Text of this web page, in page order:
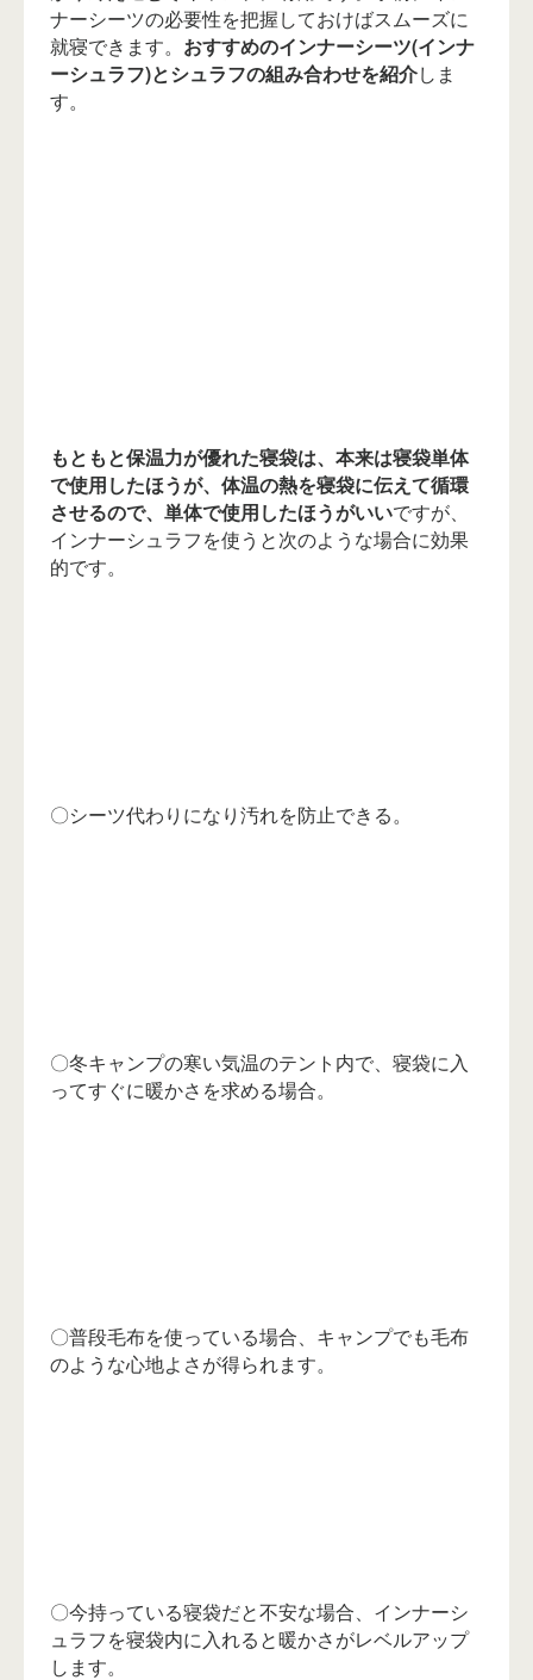
ナーシーツの必要性を把握しておけばスムーズに
就寝できます。 おすすめのインナーシーツ(インナ
ーシュラフ)とシュラフの組み合わせを紹介しま
す。
もともと保温力が優れた寝袋は、本来は寝袋単体
で使用したほうが、体温の熱を寝袋に伝えて循環
させるので、単体で使用したほうがいいですが、
インナーシュラフを使うと次のような場合に効果
的です。
〇シーツ代わりになり汚れを防止できる。
〇冬キャンプの寒い気温のテント内で、寝袋に入
ってすぐに暖かさを求める場合。
〇普段毛布を使っている場合、キャンプでも毛布
のような心地よさが得られます。
〇今持っている寝袋だと不安な場合、インナーシ
ュラフを寝袋内に入れると暖かさがレベルアップ
します。